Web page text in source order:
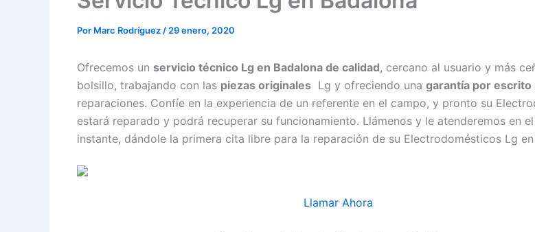
Por Marc Rodríguez / 29 enero, 2020
Ofrecemos un servicio técnico Lg en Badalona de calidad, cercano al usuario y más
bolsillo, trabajando con las piezas originales Lg y ofreciendo una garantía por escrito
reparaciones. Confíe en la experiencia de un referente en el campo, y pronto su
estará reparado y podrá recuperar su funcionamiento. Llámenos y le atenderemos en
instante, dándole la primera cita libre para la reparación de su Electrodomésticos Lg en
Llamar Ahora